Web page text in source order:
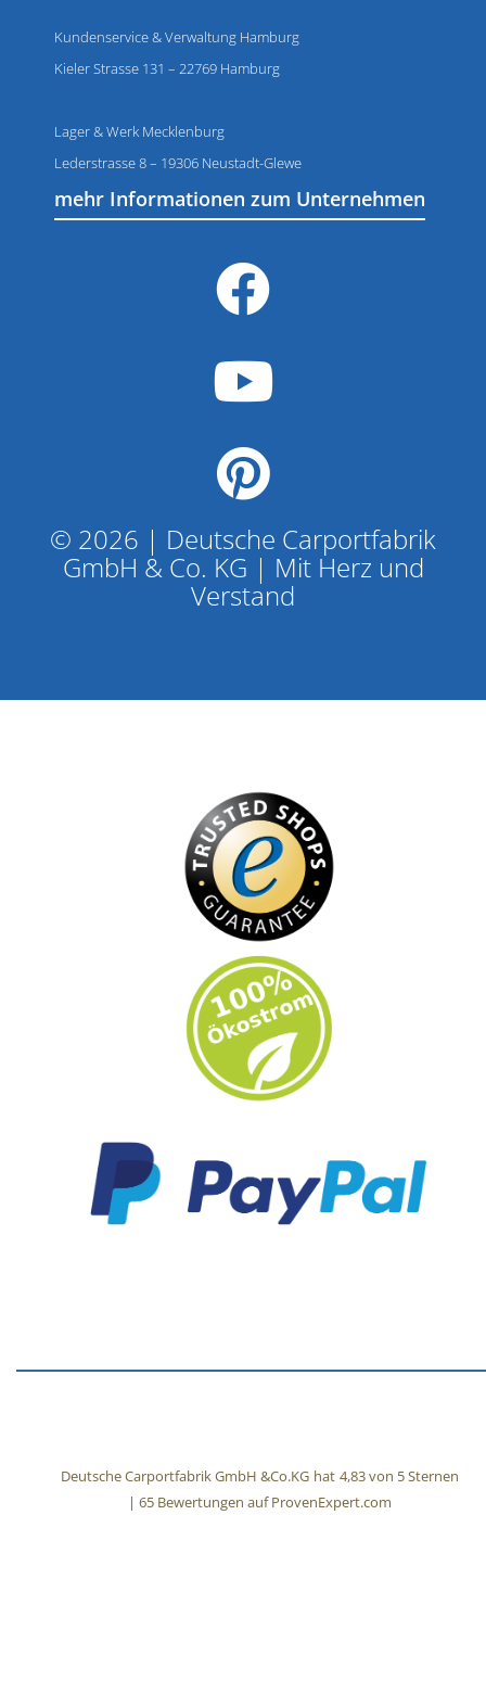
Kundenservice & Verwaltung Hamburg
Kieler Strasse 131 – 22769 Hamburg
Lager & Werk Mecklenburg
Lederstrasse 8 – 19306 Neustadt-Glewe
mehr Informationen zum Unternehmen
© 2026 | Deutsche Carportfabrik
GmbH & Co. KG | Mit Herz und
Verstand
Deutsche Carportfabrik GmbH &Co.KG hat 4,83von 5Sternen
| 65Bewertungen auf ProvenExpert.com